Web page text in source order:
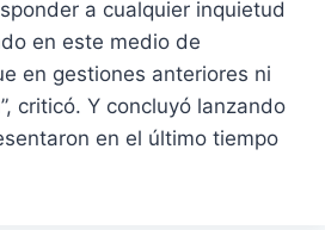
a cualquier inquietud
en este medio de
en gestiones anteriores ni
criticó. Y concluyó lanzando
en el último tiempo